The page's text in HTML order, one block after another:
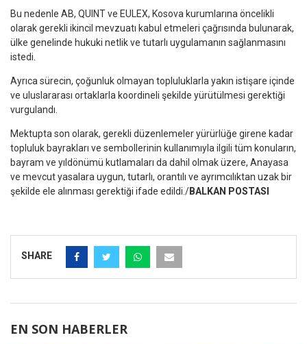
Bu nedenle AB, QUINT ve EULEX, Kosova kurumlarına öncelikli
olarak gerekli ikincil mevzuatı kabul etmeleri çağrısında bulunarak,
ülke genelinde hukuki netlik ve tutarlı uygulamanın sağlanmasını
istedi.
Ayrıca sürecin, çoğunluk olmayan topluluklarla yakın istişare içinde
ve uluslararası ortaklarla koordineli şekilde yürütülmesi gerektiği
vurgulandı.
Mektupta son olarak, gerekli düzenlemeler yürürlüğe girene kadar
topluluk bayrakları ve sembollerinin kullanımıyla ilgili tüm konuların,
bayram ve yıldönümü kutlamaları da dahil olmak üzere, Anayasa
ve mevcut yasalara uygun, tutarlı, orantılı ve ayrımcılıktan uzak bir
şekilde ele alınması gerektiği ifade edildi./BALKAN POSTASI
SHARE
EN SON HABERLER